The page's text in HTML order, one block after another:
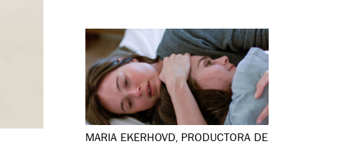
MARIA EKERHOVD, PRODUCTORA DE